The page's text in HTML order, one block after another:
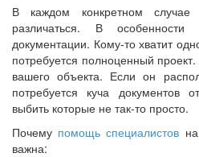
В каждом конкретном случае
различаться. В особенности
документации. Кому-то хватит
потребуется полноценный
вашего объекта. Если он
потребуется куча документов
выбить которые не так-то просто.
Почему помощь специалистов
важна: